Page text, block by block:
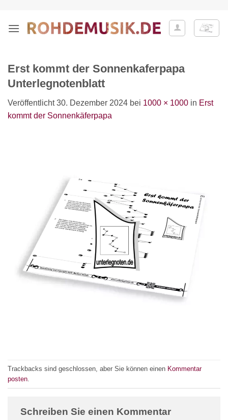
springen
Erst kommt der Sonnenkaferpapa
Unterlegnotenblatt
Veröffentlicht30. Dezember 2024 bei 1000 × 1000 in Erst
kommt der Sonnenkäferpapa
Trackbacks sind geschlossen, aber Sie können einen Kommentar
posten
Schreiben Sie einen Kommentar